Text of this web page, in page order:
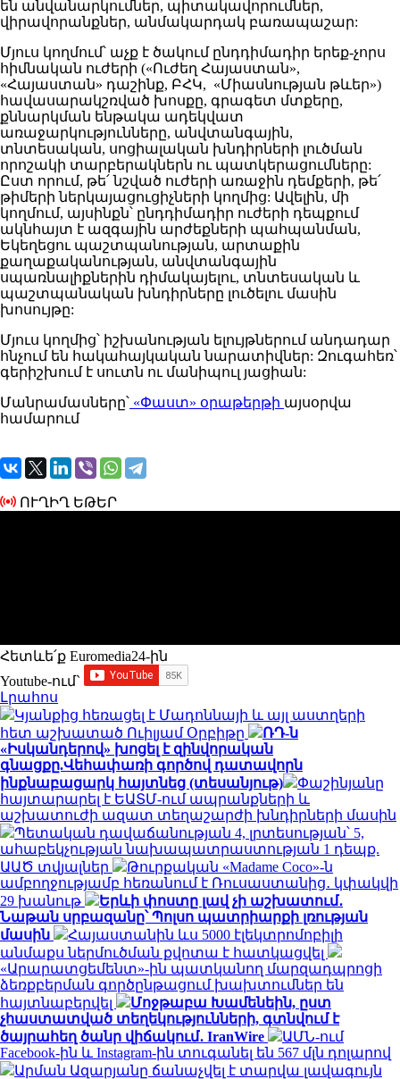
են անվանարկումներ, պիտակավորումներ,
վիրավորանքներ, անմակարդակ բառապաշար:
Մյուս կողմում՝ աչք է ծակում ընդդիմադիր երեք-չորս
հիմնական ուժերի («Ուժեղ Հայաստան»,
«Հայաստան» դաշինք, ԲՀԿ, «Միասնության թևեր»)
հավասարակշռված խոսքը, գրագետ մտքերը,
քննարկման ենթակա ադեկվատ
առաջարկությունները, անվտանգային,
տնտեսական, սոցիալական խնդիրների լուծման
որոշակի տարբերակներն ու պատկերացումները:
Ըստ որում, թե՛ նշված ուժերի առաջին դեմքերի, թե՛
թիմերի ներկայացուցիչների կողմից: Ավելին, մի
կողմում, այսինքն՝ ընդդիմադիր ուժերի դեպքում
ակնհայտ է ազգային արժեքների պահպանման,
Եկեղեցու պաշտպանության, արտաքին
քաղաքականության, անվտանգային
սպառնալիքներին դիմակայելու, տնտեսական և
պաշտպանական խնդիրները լուծելու մասին
խոսույթը:
Մյուս կողմից՝ իշխանության ելույթներում անդադար
հնչում են հակահայկական նարատիվներ: Զուգահեռ՝
գերիշխում է սուտն ու մանիպուլ յացիան:
Մանրամասները՝ «Փաստ» օրաթերթի այսօրվա
համարում
ՈՒՂԻՂ ԵԹԵՐ
Հետևե՛ք Euromedia24-ին
Youtube-ում`
Լրահոս
Կյանքից հեռացել է Մադոննայի և այլ աստղերի
հետ աշխատած Ուիլյամ Օրբիթը
ՌԴ-ն
«Իսկանդերով» խոցել է զինվորական
գնացքը.Վեհափառի գործով դատավորն
ինքնաբացարկ հայտնեց (տեսանյութ)
Փաշինյանը
հայտարարել է ԵԱՏՄ-ում ապրանքների և
աշխատուժի ազատ տեղաշարժի խնդիրների մասին
Պետական դավաճանության 4, լրտեսության՝ 5,
ահաբեկչության նախապատրաստության 1 դեպք.
ԱԱԾ տվյալներ
Թուրքական «Madame Coco»-ն
ամբողջությամբ հեռանում է Ռուսաստանից․ կփակվի
29 խանութ
Երևի փոստը լավ չի աշխատում․
Նաթան սրբազանը՝ Պոլսո պատրիարքի լռության
մասին
Հայաստանին ևս 5000 էլեկտրոմոբիլի
անմաքս ներմուծման քվոտա է հատկացվել
«Արարատցեմենտ»-ին պատկանող մարզադպրոցի
ձեռքբերման գործընթացում խախտումներ են
հայտնաբերվել
Մոջթաբա Խամենեին, ըստ
չհաստատված տեղեկությունների, գտնվում է
ծայրահեղ ծանր վիճակում․ IranWire
ԱՄՆ-ում
Facebook-ին և Instagram-ին տուգանել են 567 մլն դոլարով
Արման Ազարյանը ճանաչվել է տարվա լավագույն